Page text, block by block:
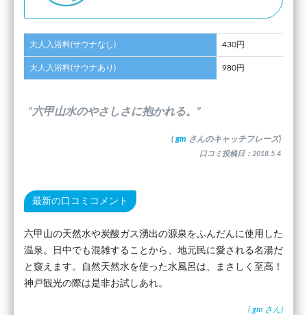
大人入浴料(サウナなし) 430円
大人入浴料(サウナあり) 980円
”六甲山水のやさしさに抱かれる。”
( gm さんのキャッチフレーズ)
口コミ投稿日：2018.5.4
最新の口コミコメント
六甲山の天然水や炭酸ガス湧出の源泉をふんだんに使用した
温泉。日中でも混雑することから、地元民に愛される名湯だ
と窺えます。自然天然水を使った水風呂は、まさしく至高！
神戸観光の際は是非お試しあれ。
( gm さん)